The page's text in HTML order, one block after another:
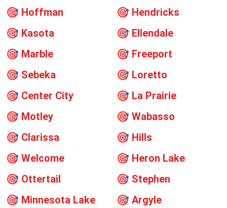
🎯 Hoffman 🎯 Hendricks
🎯 Kasota 🎯 Ellendale
🎯 Marble 🎯 Freeport
🎯 Sebeka 🎯 Loretto
🎯 Center City 🎯 La Prairie
🎯 Motley 🎯 Wabasso
🎯 Clarissa 🎯 Hills
🎯 Welcome 🎯 Heron Lake
🎯 Ottertail 🎯 Stephen
🎯 Minnesota Lake 🎯 Argyle